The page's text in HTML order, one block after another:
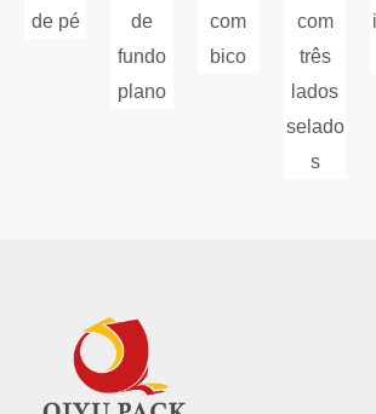
de pé
de
fundo
plano
com
bico
com
três
lados
selado
s